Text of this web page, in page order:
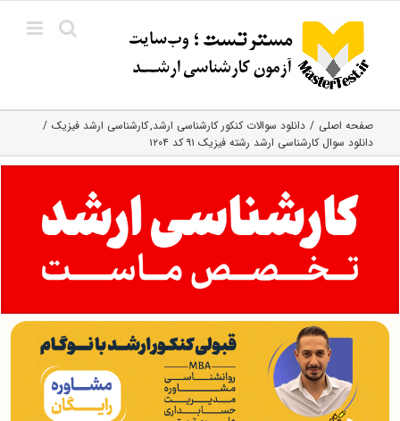
content
صفحه اصلی دانلود سوالات کنکور کارشناسی ارشد کارشناسی ارشد فیزیک
دانلود سوال کارشناسی ارشد رشته فیزیک ۹۱ کد ۱۲۰۴